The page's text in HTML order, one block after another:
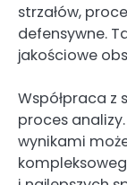
strzałów,
defensywne.
jakościowe
Współpraca z
proces
wynikami